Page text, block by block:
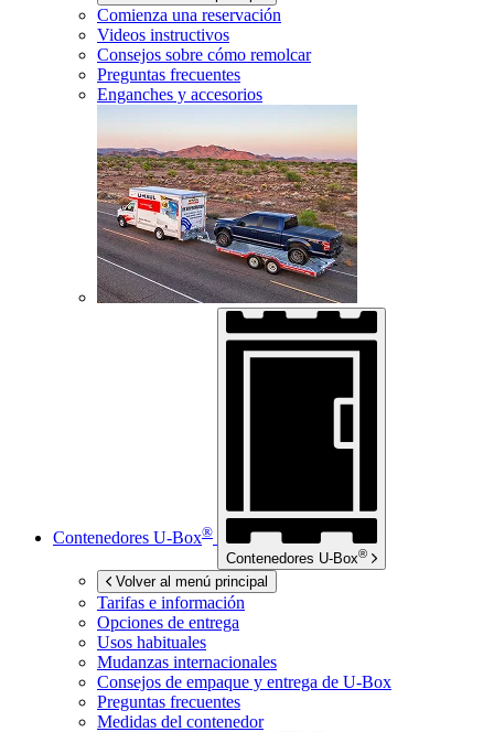
Comienza una reservación
Videos instructivos
Consejos sobre cómo remolcar
Preguntas frecuentes
Enganches y accesorios
Contenedores U-Box®
Contenedores U-Box®
Volver al menú principal
Tarifas e información
Opciones de entrega
Usos habituales
Mudanzas internacionales
Consejos de empaque y entrega de U-Box
Preguntas frecuentes
Medidas del contenedor